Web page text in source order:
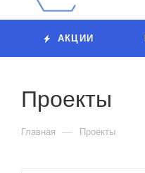
АКЦИИ
Проекты
Главная — Проекты